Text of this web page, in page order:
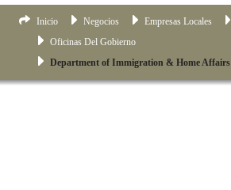
Inicio Negocios Empresas Locales
Oficinas Del Gobierno
Department of Immigration & Home Affairs